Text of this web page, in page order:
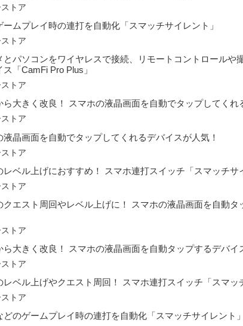
トア
ームプレイ時の連打を自動化「スマッチサイレント」
トア
とパソコンをワイヤレスで接続、リモートコントロールや
「CamFi Pro Plus」
トア
ら大きく改良！ スマホの液晶画面を自動でタップしてくれ
トア
液晶画面を自動でタップしてくれるデバイスが人気！
トア
レベル上げにおすすめ！ スマホ連打スイッチ「スマッチサ
トア
クエスト周回やレベル上げに！ スマホの液晶画面を自動タ
トア
ら大きく改良！ スマホの液晶画面を自動タップするデバイ
トア
レベル上げやクエスト周回！ スマホ連打スイッチ「スマッ
トア
どのゲームプレイ時の連打を自動化「スマッチサイレント」